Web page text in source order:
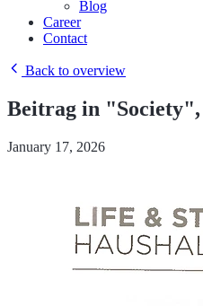
Blog
Career
Contact
Back to overview
Beitrag in "Society",
January 17, 2026